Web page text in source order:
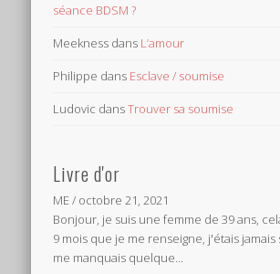
séance BDSM ?
Meekness dans L’amour
Philippe dans Esclave / soumise
Ludovic dansTrouver sa soumise
Livre d'or
ME/ octobre 21, 2021
Bonjour, je suis une femme de 39 ans,
9 mois que je me renseigne, j'étais jamais
me manquais quelque...